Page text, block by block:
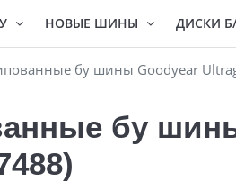
НОВЫЕ ШИНЫ ДИСКИ
бу шины Goodyear
бу